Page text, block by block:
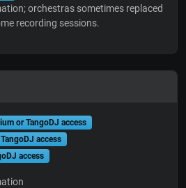
orchestras sometimes replaced
recording sessions.
or TangoDJ access
access
access